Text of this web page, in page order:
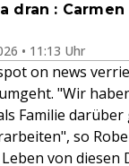
dran :
• 11:13 Uhr
on news
"Wir
Familie
so
von diesen